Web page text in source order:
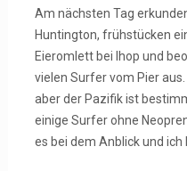
Am nächsten Tag
Huntington, frühstücken
Eieromlett bei Ihop und
vielen Surfer vom Pier
aber der Pazifik ist
einige Surfer ohne
es bei dem Anblick und